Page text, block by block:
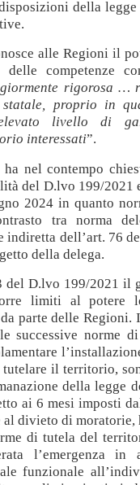
della
alle Regioni il
competenze
rigorosa …
proprio in
livello di
interessati”.
ha nel contempo
del D.lvo 199/2021
2024 in quanto
tra norma
indiretta dell’art. 76
della delega.
del D.lvo 199/2021 il
limiti al potere
parte delle Regioni.
successive norme
tutelare il territorio,
della legge
ai 6 mesi imposti
al divieto di
di tutela del
l’emergenza in
funzionale